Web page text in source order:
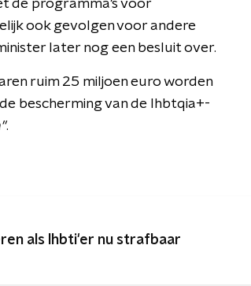
de programma's voor
ook gevolgen voor andere
later nog een besluit over.
ruim 25 miljoen euro worden
bescherming van de lhbtqia+-
.
als lhbti'er nu strafbaar